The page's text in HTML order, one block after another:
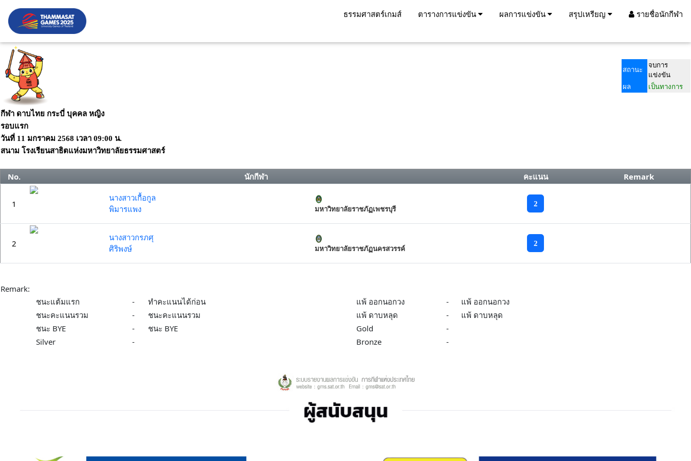
ธรรมศาสตร์เกมส์ ตารางการแข่งขัน ผลการแข่งขัน สรุปเหรียญ รายชื่อนักกีฬา
สถานะ
จบการ
แข่งขัน
ผล
เป็นทางการ
กีฬา ดาบไทย กระบี่ บุคคล หญิง
รอบแรก
วันที่ 11 มกราคม 2568 เวลา 09:00 น.
สนาม โรงเรียนสาธิตแห่งมหาวิทยาลัยธรรมศาสตร์
No. นักกีฬา คะแนน Remark
1
นางสาวเกื้อกูล
พิมารแพง
มหาวิทยาลัยราชภัฏเพชรบุรี
2
2
นางสาวกรภศุ
ศิริพงษ์
มหาวิทยาลัยราชภัฏนครสวรรค์
2
Remark:
ชนะแต้มแรก
- ทำคะแนนได้ก่อน แพ้ ออกนอกวง -
แพ้ ออกนอกวง
ชนะคะแนนรวม
- ชนะคะแนนรวม แพ้ ดาบหลุด -
แพ้ ดาบหลุด
ชนะ BYE
- ชนะ BYE Gold
-
Silver
- Bronze -